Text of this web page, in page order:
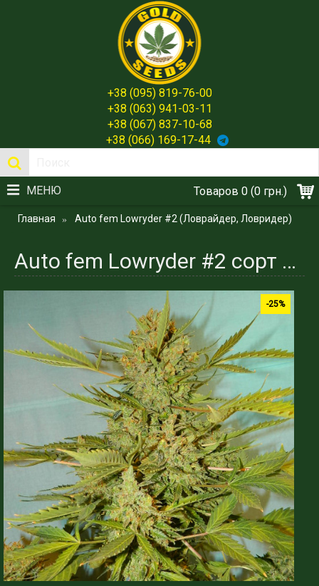
+38 (095) 819-76-00
+38 (063) 941-03-11
+38 (067) 837-10-68
+38 (066) 169-17-44
Товаров 0 (0 грн.)
МЕНЮ
Главная Auto fem Lowryder #2 (Ловрайдер, Ловридер)
Auto fem Lowryder #2 сорт конопли индики - Gold Seeds Spain
-25%